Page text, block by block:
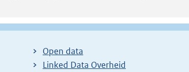
Open data
Linked Data Overheid